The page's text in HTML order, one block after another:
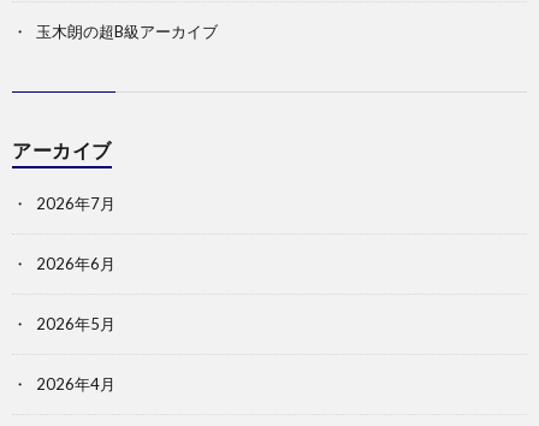
玉木朗の超B級アーカイブ
アーカイブ
2026年7月
2026年6月
2026年5月
2026年4月